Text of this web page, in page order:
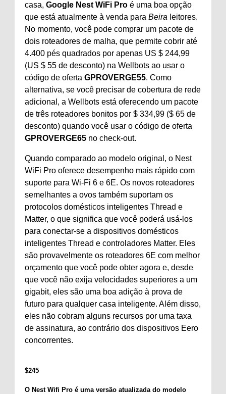
casa, Google Nest WiFi Pro é uma boa opção
que está atualmente à venda para Beira leitores.
No momento, você pode comprar um pacote de
dois roteadores de malha, que permite cobrir até
4.400 pés quadrados por apenas US $ 244,99
(US $ 55 de desconto) na Wellbots ao usar o
código de oferta GPROVERGE55. Como
alternativa, se você precisar de cobertura de rede
adicional, a Wellbots está oferecendo um pacote
de três roteadores bonitos por $ 334,99 ($ ​​65 de
desconto) quando você usar o código de oferta
GPROVERGE65 no check-out.
Quando comparado ao modelo original, o Nest
WiFi Pro oferece desempenho mais rápido com
suporte para Wi-Fi 6 e 6E. Os novos roteadores
semelhantes a ovos também suportam os
protocolos domésticos inteligentes Thread e
Matter, o que significa que você poderá usá-los
para conectar-se a dispositivos domésticos
inteligentes Thread e controladores Matter. Eles
são provavelmente os roteadores 6E com melhor
orçamento que você pode obter agora e, desde
que você não exija velocidades superiores a um
gigabit, eles são uma boa adição à prova de
futuro para qualquer casa inteligente. Além disso,
eles não cobram alguns recursos por uma taxa
de assinatura, ao contrário dos dispositivos Eero
concorrentes.
$245
O Nest Wifi Pro é uma versão atualizada do modelo